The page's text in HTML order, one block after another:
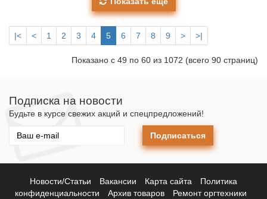
|< < 1 2 3 4 5 6 7 8 9 > >|
Показано с 49 по 60 из 1072 (всего 90 страниц)
Подписка на новости
Будьте в курсе свежих акций и спецпредложений!
Подписаться
Новости/Статьи Вакансии Карта сайта
Политика
конфиденциальности
Архив товаров Ремонт оргтехники